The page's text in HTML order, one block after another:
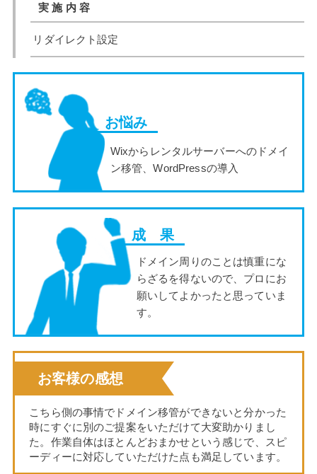
実 施 内 容
リダイレクト設定
お悩み
Wixからレンタルサーバーへのドメイ
ン移管、WordPressの導入
成 果
ドメイン周りのことは慎重にな
らざるを得ないので、プロにお
願いしてよかったと思っていま
す。
お客様の感想
こちら側の事情でドメイン移管ができないと分かった
時にすぐに別のご提案をいただけて大変助かりまし
た。作業自体はほとんどおまかせという感じで、スピ
ーディーに対応していただけた点も満足しています。